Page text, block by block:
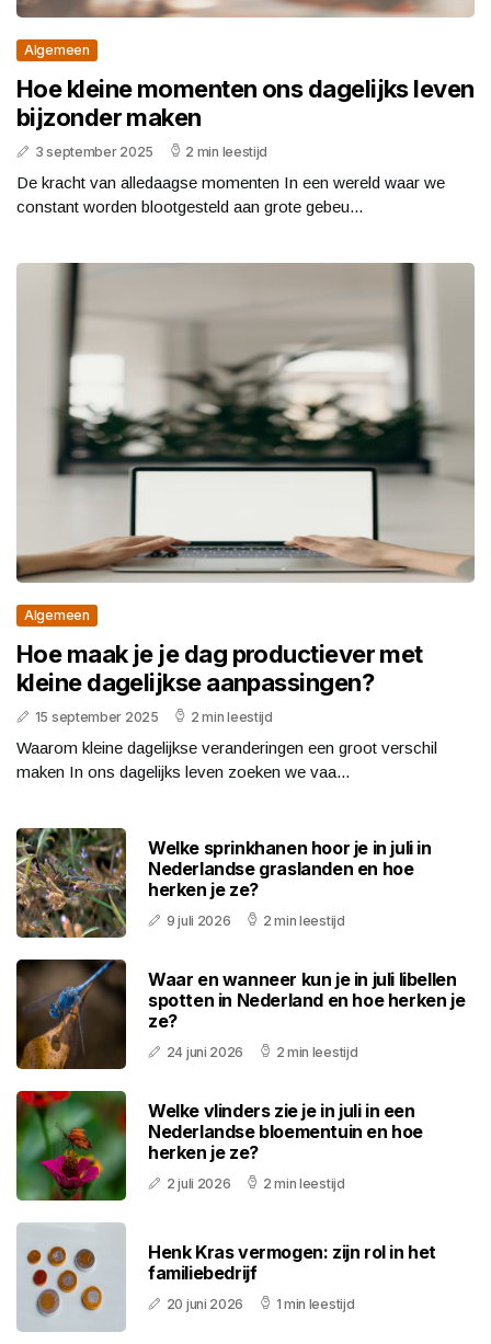
Algemeen
Hoe kleine momenten ons dagelijks leven
bijzonder maken
3 september 2025 2 min leestijd
De kracht van alledaagse momenten In een wereld waar we
constant worden blootgesteld aan grote gebeu...
Algemeen
Hoe maak je je dag productiever met
kleine dagelijkse aanpassingen?
15 september 2025 2 min leestijd
Waarom kleine dagelijkse veranderingen een groot verschil
maken In ons dagelijks leven zoeken we vaa...
Welke sprinkhanen hoor je in juli in
Nederlandse graslanden en hoe
herken je ze?
9 juli 2026 2 min leestijd
Waar en wanneer kun je in juli libellen
spotten in Nederland en hoe herken je
ze?
24 juni 2026 2 min leestijd
Welke vlinders zie je in juli in een
Nederlandse bloementuin en hoe
herken je ze?
2 juli 2026 2 min leestijd
Henk Kras vermogen: zijn rol in het
familiebedrijf
20 juni 2026 1 min leestijd